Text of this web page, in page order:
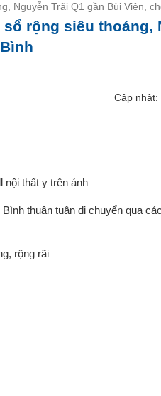
Nguyễn Trãi Q1 gần Bùi Viện,
rộng siêu thoáng,
Cập
nội thất y trên ảnh
thuận tuận di chuyển qua
rộng rãi